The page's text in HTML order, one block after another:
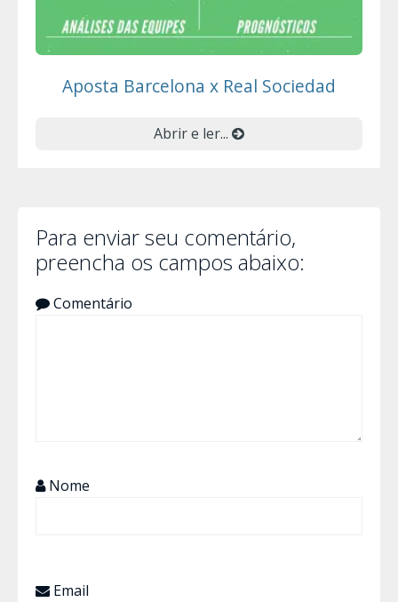
Aposta Barcelona x Real Sociedad
Abrir e ler...
Para enviar seu comentário,
preencha os campos abaixo:
Comentário
Nome
Email